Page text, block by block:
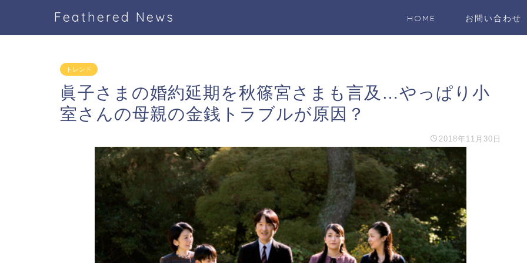
Feathered News HOME お問い合わせ
トレンド
眞子さまの婚約延期を秋篠宮さまも言及…やっぱり小
室さんの母親の金銭トラブルが原因？
2018年11月30日